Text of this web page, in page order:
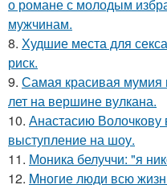
о романе с молодым
мужчинам.
8. Худшие места для
риск.
9. Самая красивая мумия
лет на вершине вулкана.
10. Анастасию
выступление на шоу.
11. Моника белуччи: "я
12. Mногие люди всю